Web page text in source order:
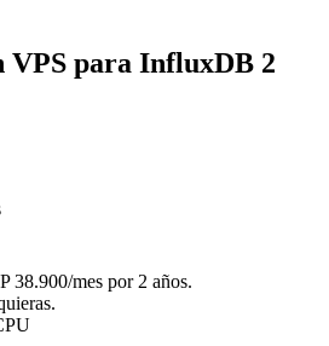
VPS para InfluxDB 2
38.900/mes por 2 años.